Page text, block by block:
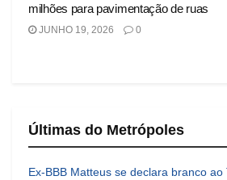
milhões para pavimentação de ruas
JUNHO 19, 2026 0
Últimas do Metrópoles
Ex-BBB Matteus se declara branco